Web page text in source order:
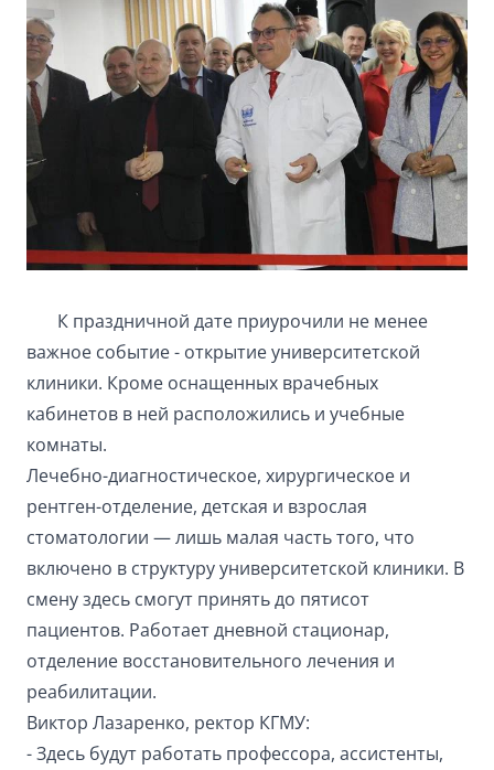
К праздничной дате приурочили не менее
важное событие - открытие университетской
клиники. Кроме оснащенных врачебных
кабинетов в ней расположились и учебные
комнаты.
Лечебно-диагностическое, хирургическое и
рентген-отделение, детская и взрослая
стоматологии — лишь малая часть того, что
включено в структуру университетской клиники. В
смену здесь смогут принять до пятисот
пациентов. Работает дневной стационар,
отделение восстановительного лечения и
реабилитации.
Виктор Лазаренко, ректор КГМУ:
- Здесь будут работать профессора, ассистенты,